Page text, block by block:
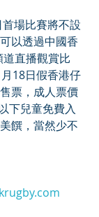
場比賽將不設
以透過中國香
直播觀賞比
18日假香港仔
票，成人票價
下兒童免費入
饌，當然少不